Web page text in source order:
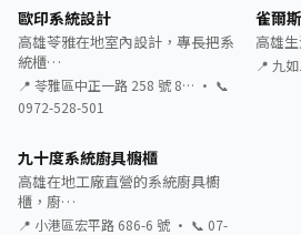
歐印系統設計
高雄苓雅在地室內設計，專長把系
統櫃…
📍 苓雅區中正一路 258 號 8… · 📞
0972-528-501
雀爾
高雄
📍 九
九十度系統廚具櫥櫃
高雄在地工廠直營的系統廚具櫥
櫃，廚…
📍 小港區宏平路 686-6 號 · 📞 07-